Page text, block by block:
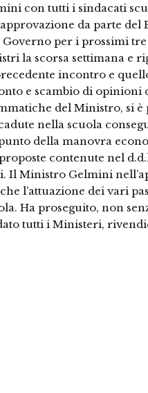
con tutti i sindacati
da parte del
per i prossimi
la scorsa settimana e
incontro e
e scambio di opinioni
del Ministro, si è
nella scuola
della manovra
contenute nel
Il Ministro Gelmini
l’attuazione dei vari
Ha proseguito, non
tutti i Ministeri,